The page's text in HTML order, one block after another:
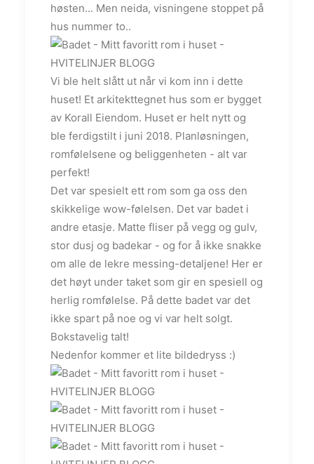
høsten... Men neida, visningene stoppet på
hus nummer to..
Vi ble helt slått ut når vi kom inn i dette
huset! Et arkitekttegnet hus som er bygget
av Korall Eiendom. Huset er helt nytt og
ble ferdigstilt i juni 2018. Planløsningen,
romfølelsene og beliggenheten - alt var
perfekt!
Det var spesielt ett rom som ga oss den
skikkelige wow-følelsen. Det var badet i
andre etasje. Matte fliser på vegg og gulv,
stor dusj og badekar - og for å ikke snakke
om alle de lekre messing-detaljene! Her er
det høyt under taket som gir en spesiell og
herlig romfølelse. På dette badet var det
ikke spart på noe og vi var helt solgt.
Bokstavelig talt!
Nedenfor kommer et lite bildedryss :)